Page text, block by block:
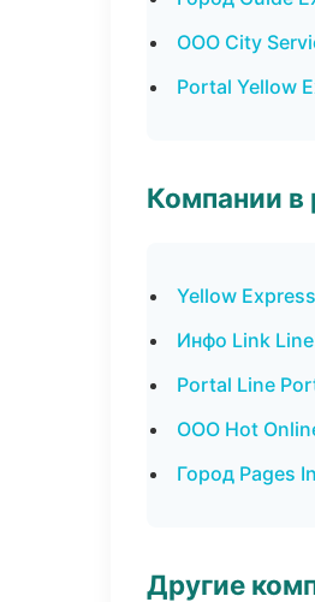
ООО City
Portal Yellow
Компании в
Yellow
Инфо Link
Portal Line
ООО Hot
Город Pages
Другие